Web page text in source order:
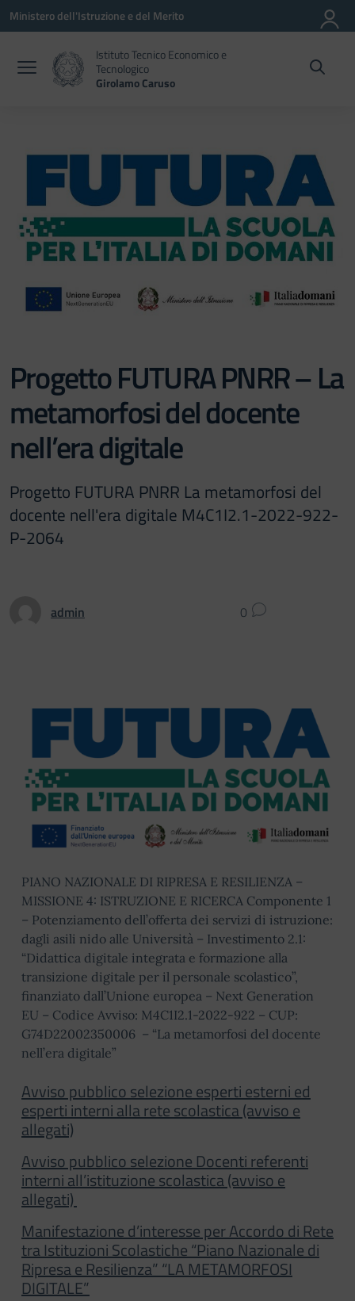
Vai ai contenuti
Vai al menu di navigazione
Vai al footer
Ministero dell'Istruzione e del Merito
Istituto Tecnico Economico e
Tecnologico
Girolamo Caruso
Progetto FUTURA PNRR – La
metamorfosi del docente
nell’era digitale
Progetto FUTURA PNRR La metamorfosi del
docente nell'era digitale M4C1I2.1-2022-922-
P-2064
admin 0
PIANO NAZIONALE DI RIPRESA E RESILIENZA –
MISSIONE 4: ISTRUZIONE E RICERCA Componente 1
– Potenziamento dell’offerta dei servizi di istruzione:
dagli asili nido alle Università – Investimento 2.1:
“Didattica digitale integrata e formazione alla
transizione digitale per il personale scolastico”,
finanziato dall’Unione europea – Next Generation
EU – Codice Avviso: M4C1I2.1-2022-922 – CUP:
G74D22002350006 – “La metamorfosi del docente
nell’era digitale”
Avviso pubblico selezione esperti esterni ed
esperti interni alla rete scolastica (avviso e
allegati)
Avviso pubblico selezione Docenti referenti
interni all’istituzione scolastica (avviso e
allegati)
Manifestazione d’interesse per Accordo di Rete
tra Istituzioni Scolastiche “Piano Nazionale di
Ripresa e Resilienza” “LA METAMORFOSI
DIGITALE”